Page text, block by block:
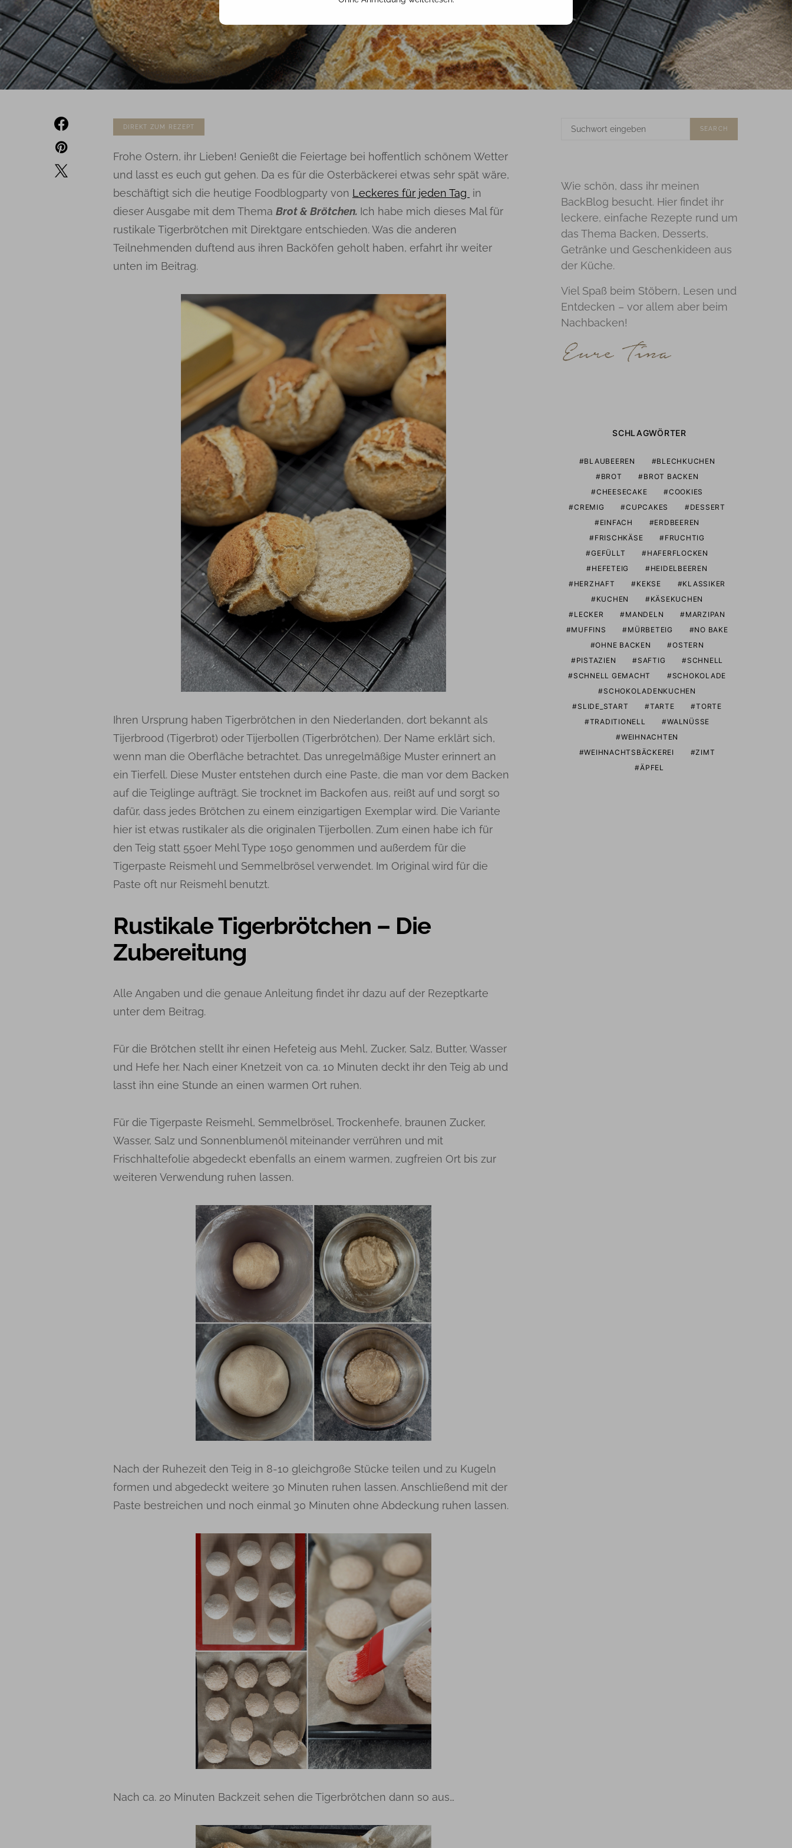
5. APRIL 2026
DIREKT ZUM REZEPT
Frohe Ostern, ihr Lieben! Genießt die Feiertage bei hoffentlich schönem Wetter
und lasst es euch gut gehen. Da es für die Osterbäckerei etwas sehr spät wäre,
beschäftigt sich die heutige Foodblogparty von Leckeres für jeden Tag in
dieser Ausgabe mit dem Thema Brot & Brötchen. Ich habe mich dieses Mal für
rustikale Tigerbrötchen mit Direktgare entschieden. Was die anderen
Teilnehmenden duftend aus ihren Backöfen geholt haben, erfahrt ihr weiter
unten im Beitrag.
Ihren Ursprung haben Tigerbrötchen in den Niederlanden, dort bekannt als
Tijerbrood (Tigerbrot) oder Tijerbollen (Tigerbrötchen). Der Name erklärt sich,
wenn man die Oberfläche betrachtet. Das unregelmäßige Muster erinnert an
ein Tierfell. Diese Muster entstehen durch eine Paste, die man vor dem Backen
auf die Teiglinge aufträgt. Sie trocknet im Backofen aus, reißt auf und sorgt so
dafür, dass jedes Brötchen zu einem einzigartigen Exemplar wird. Die Variante
hier ist etwas rustikaler als die originalen Tijerbollen. Zum einen habe ich für
den Teig statt 550er Mehl Type 1050 genommen und außerdem für die
Tigerpaste Reismehl und Semmelbrösel verwendet. Im Original wird für die
Paste oft nur Reismehl benutzt.
Rustikale Tigerbrötchen – Die
Zubereitung
Alle Angaben und die genaue Anleitung findet ihr dazu auf der Rezeptkarte
unter dem Beitrag.
Für die Brötchen stellt ihr einen Hefeteig aus Mehl, Zucker, Salz, Butter, Wasser
und Hefe her. Nach einer Knetzeit von ca. 10 Minuten deckt ihr den Teig ab und
lasst ihn eine Stunde an einen warmen Ort ruhen.
Für die Tigerpaste Reismehl, Semmelbrösel, Trockenhefe, braunen Zucker,
Wasser, Salz und Sonnenblumenöl miteinander verrühren und mit
Frischhaltefolie abgedeckt ebenfalls an einem warmen, zugfreien Ort bis zur
weiteren Verwendung ruhen lassen.
Nach der Ruhezeit den Teig in 8-10 gleichgroße Stücke teilen und zu Kugeln
formen und abgedeckt weitere 30 Minuten ruhen lassen. Anschließend mit der
Paste bestreichen und noch einmal 30 Minuten ohne Abdeckung ruhen lassen.
Nach ca. 20 Minuten Backzeit sehen die Tigerbrötchen dann so aus…
SUCHE
SEARCH
Wie schön, dass ihr meinen
BackBlog besucht. Hier findet ihr
leckere, einfache Rezepte rund um
das Thema Backen, Desserts,
Getränke und Geschenkideen aus
der Küche.
Viel Spaß beim Stöbern, Lesen und
Entdecken – vor allem aber beim
Nachbacken!
SCHLAGWÖRTER
BLAUBEEREN
BLECHKUCHEN
BROT
BROT BACKEN
CHEESECAKE
COOKIES
CREMIG
CUPCAKES
DESSERT
EINFACH
ERDBEEREN
FRISCHKÄSE
FRUCHTIG
GEFÜLLT
HAFERFLOCKEN
HEFETEIG
HEIDELBEEREN
HERZHAFT
KEKSE
KLASSIKER
KUCHEN
KÄSEKUCHEN
LECKER
MANDELN
MARZIPAN
MUFFINS
MÜRBETEIG
NO BAKE
OHNE BACKEN
OSTERN
PISTAZIEN
SAFTIG
SCHNELL
SCHNELL GEMACHT
SCHOKOLADE
SCHOKOLADENKUCHEN
SLIDE_START
TARTE
TORTE
TRADITIONELL
WALNÜSSE
WEIHNACHTEN
WEIHNACHTSBÄCKEREI
ZIMT
ÄPFEL